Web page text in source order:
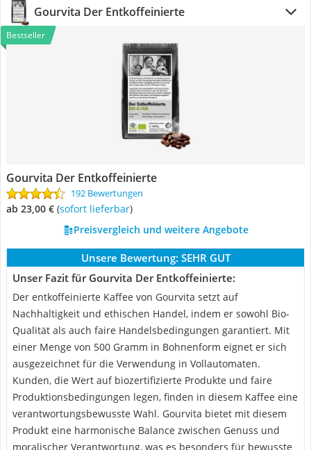
Gourvita Der Entkoffeinierte
Bestseller
Gourvita Der Entkoffeinierte
192 Bewertungen
ab 23,00 € ( Sofort lieferbar)
Preisvergleich und weitere Angebote
Unsere Bewertung: SEHR GUT
Unser Fazit für Gourvita Der Entkoffeinierte:
Der entkoffeinierte Kaffee von Gourvita setzt auf
Nachhaltigkeit und ethischen Handel, indem er sowohl Bio-
Qualität als auch faire Handelsbedingungen garantiert. Mit
einer Menge von 500 Gramm in Bohnenform eignet er sich
ausgezeichnet für die Verwendung in Vollautomaten.
Kunden, die Wert auf biozertifizierte Produkte und faire
Produktionsbedingungen legen, finden in diesem Kaffee eine
verantwortungsbewusste Wahl. Gourvita bietet mit diesem
Produkt eine harmonische Balance zwischen Genuss und
moralischer Verantwortung, was es besonders für bewusste